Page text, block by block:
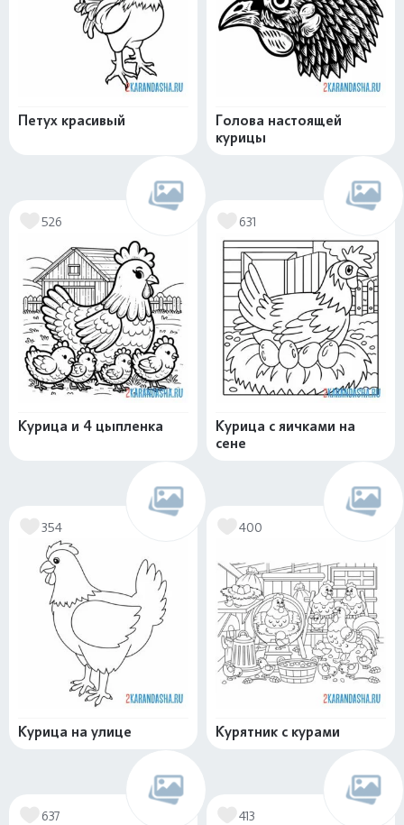
Петух красивый
Голова настоящей
курицы
526
Курица и 4 цыпленка
631
Курица с яичками на
сене
354
Курица на улице
400
Курятник с курами
637 413